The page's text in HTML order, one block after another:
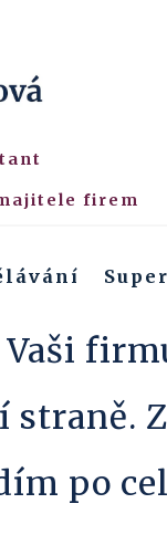
firem
Vaši
straně.
po